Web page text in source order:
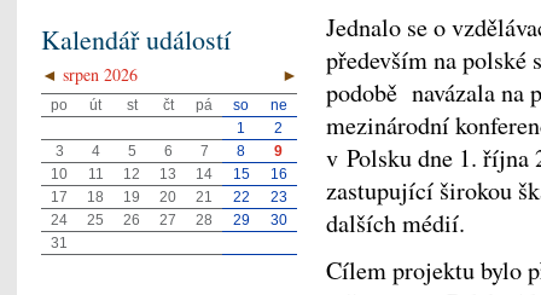
Jednalo se o
především na polské
podobě navázala na
mezinárodní
v Polsku dne 1. října
zastupující širokou
dalších médií.
Cílem projektu bylo
Kalendář událostí
◄ ►
srpen 2026
po út st čt pá so
ne
1
2
3
4 5 6 7 8
9
10
11 12 13 14 15
16
17
18 19 20 21 22
23
24
25 26 27 28 29
30
31